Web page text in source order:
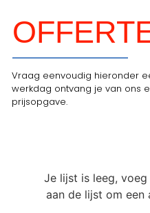
Vraag eenvoudig hieronder
werkdag ontvang je van ons
prijsopgave.
Je lijst is leeg,
aan de lijst om een